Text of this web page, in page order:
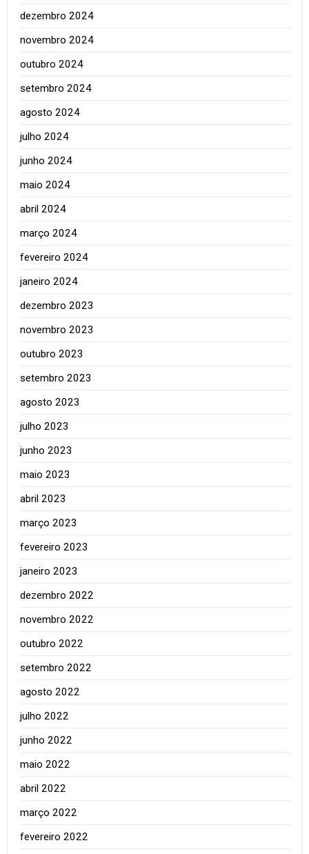
dezembro 2024
novembro 2024
outubro 2024
setembro 2024
agosto 2024
julho 2024
junho 2024
maio 2024
abril 2024
março 2024
fevereiro 2024
janeiro 2024
dezembro 2023
novembro 2023
outubro 2023
setembro 2023
agosto 2023
julho 2023
junho 2023
maio 2023
abril 2023
março 2023
fevereiro 2023
janeiro 2023
dezembro 2022
novembro 2022
outubro 2022
setembro 2022
agosto 2022
julho 2022
junho 2022
maio 2022
abril 2022
março 2022
fevereiro 2022